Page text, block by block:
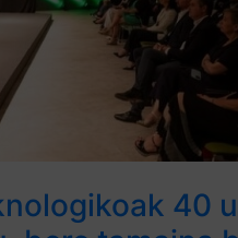
40